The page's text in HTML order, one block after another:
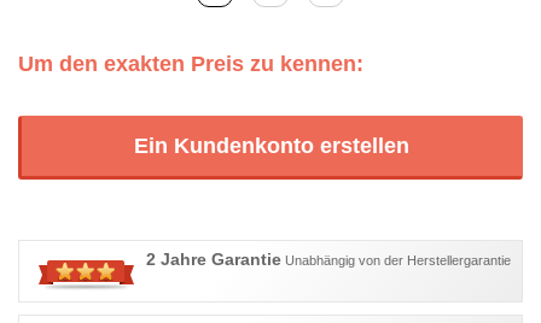
Um den exakten Preis zu kennen:
Ein Kundenkonto erstellen
2 Jahre Garantie Unabhängig von der Herstellergarantie